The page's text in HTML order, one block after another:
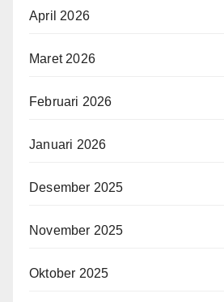
April 2026
Maret 2026
Februari 2026
Januari 2026
Desember 2025
November 2025
Oktober 2025